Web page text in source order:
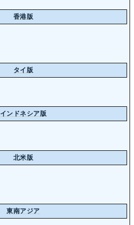
香港版
タイ版
インドネシア版
北米版
東南アジア